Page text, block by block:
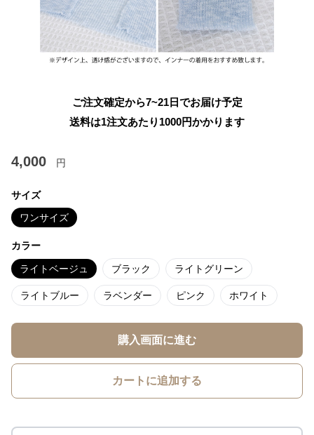
ご注文確定から7~21日でお届け予定
送料は1注文あたり 1000円かかります
4,000 円
サイズ
ワンサイズ
カラー
ライトベージュ ブラック ライトグリーン
ライトブルー ラベンダー ピンク ホワイト
購入画面に進む
カートに追加する